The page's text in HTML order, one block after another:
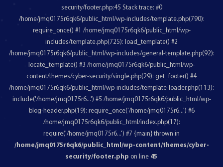
security/footer.php:45 Stack trace: #0
/home/jmq0175r6qk6/public_html/wp-includes/template.php(790):
require_once() #1 /home/jmq0175r6qk6/public_html/wp-
includes/template.php(725): load_template() #2
/home/jmq0175r6qk6/public_html/wp-includes/general-template.php(92):
locate_template() #3 /home/jmq0175r6qk6/public_html/wp-
content/themes/cyber-security/single.php(29): get_footer() #4
/home/jmq0175r6qk6/public_html/wp-includes/template-loader.php(113):
include('/home/jmq0175r6...') #5 /home/jmq0175r6qk6/public_html/wp-
blog-header.php(19): require_once('/home/jmq0175r6...') #6
/home/jmq0175r6qk6/public_html/index.php(17):
require('/home/jmq0175r6...') #7 {main} thrown in
/home/jmq0175r6qk6/public_html/wp-content/themes/cyber-
security/footer.php on line 45